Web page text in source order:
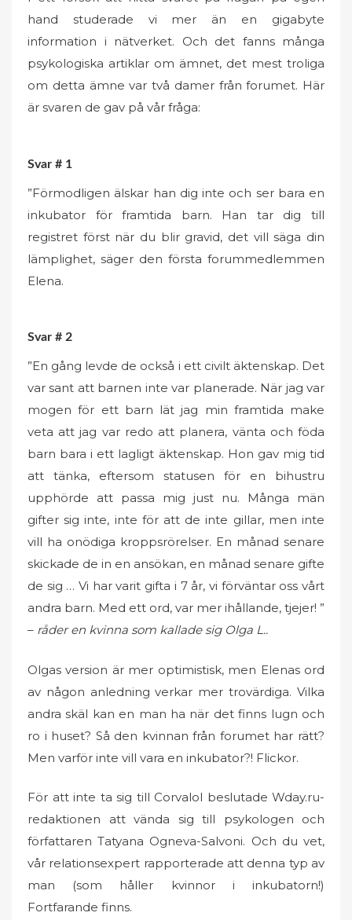
hand studerade vi mer än en gigabyte
information i nätverket. Och det fanns många
psykologiska artiklar om ämnet, det mest troliga
om detta ämne var två damer från forumet. Här
är svaren de gav på vår fråga:
Svar # 1
”Förmodligen älskar han dig inte och ser bara en
inkubator för framtida barn. Han tar dig till
registret först när du blir gravid, det vill säga din
lämplighet, säger den första forummedlemmen
Elena.
Svar # 2
”En gång levde de också i ett civilt äktenskap. Det
var sant att barnen inte var planerade. När jag var
mogen för ett barn lät jag min framtida make
veta att jag var redo att planera, vänta och föda
barn bara i ett lagligt äktenskap. Hon gav mig tid
att tänka, eftersom statusen för en bihustru
upphörde att passa mig just nu. Många män
gifter sig inte, inte för att de inte gillar, men inte
vill ha onödiga kroppsrörelser. En månad senare
skickade de in en ansökan, en månad senare gifte
de sig … Vi har varit gifta i 7 år, vi förväntar oss vårt
andra barn. Med ett ord, var mer ihållande, tjejer! ”
– råder en kvinna som kallade sig Olga L..
Olgas version är mer optimistisk, men Elenas ord
av någon anledning verkar mer trovärdiga. Vilka
andra skäl kan en man ha när det finns lugn och
ro i huset? Så den kvinnan från forumet har rätt?
Men varför inte vill vara en inkubator?! Flickor.
För att inte ta sig till Corvalol beslutade Wday.ru-
redaktionen att vända sig till psykologen och
författaren Tatyana Ogneva-Salvoni. Och du vet,
vår relationsexpert rapporterade att denna typ av
man (som håller kvinnor i inkubatorn!)
Fortfarande finns.